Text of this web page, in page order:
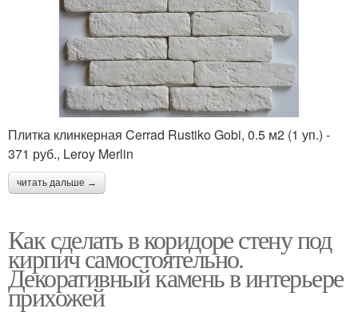
Плитка клинкерная Cerrad Rustiko Gobi, 0.5 м2 (1 уп.) -
371 руб., Leroy Merlin
читать дальше →
Как сделать в коридоре стену под
кирпич самостоятельно.
Декоративный камень в интерьере
прихожей